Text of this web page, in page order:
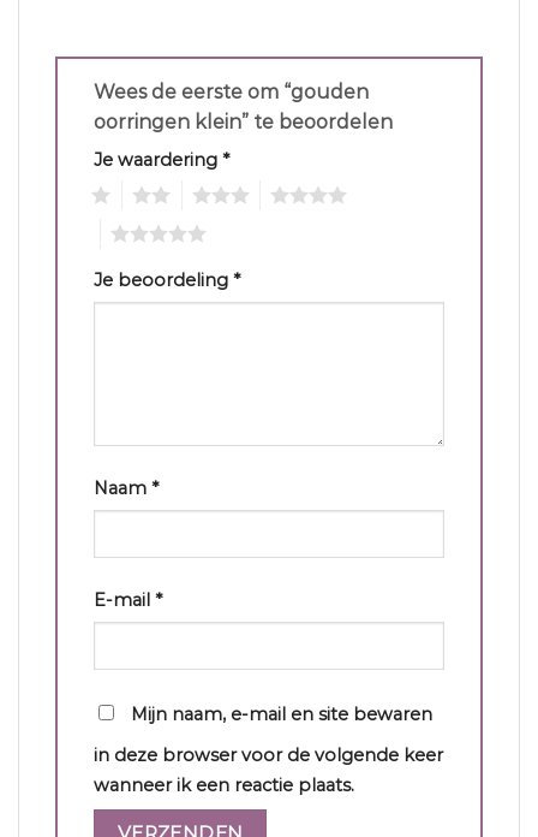
Wees de eerste om “gouden
oorringen klein” te beoordelen
Je waardering *
Je beoordeling *
Naam *
E-mail *
Mijn naam, e-mail en site bewaren
in deze browser voor de volgende keer
wanneer ik een reactie plaats.